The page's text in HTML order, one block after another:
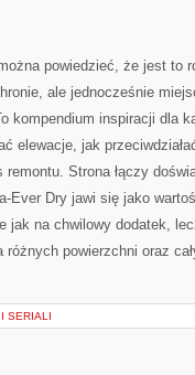
powiedzieć, że jest to
ale jednocześnie
kompendium inspiracji dla
elewacje, jak
Strona łączy
Ever Dry jawi się jako
jak na chwilowy dodatek,
powierzchni oraz
SERIALI